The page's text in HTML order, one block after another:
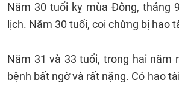
Năm 30 tuổi kỵ mùa Đông, tháng
lịch. Năm 30 tuổi, coi chừng bị hao
Năm 31 và 33 tuổi, trong hai năm
bệnh bất ngờ và rất nặng. Có hao